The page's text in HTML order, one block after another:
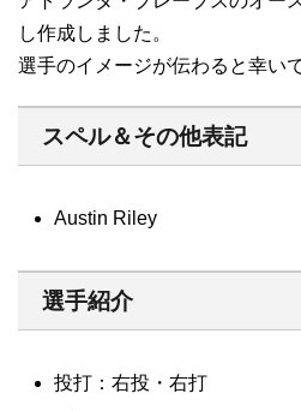
し作成しました。
選手のイメージが伝わると幸いで
スペル＆その他表記
Austin Riley
選手紹介
投打：右投・右打